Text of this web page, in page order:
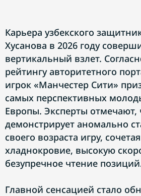
Карьера узбекского
Хусанова в 2026 году
вертикальный взлет.
рейтингу авторитетного
игрок «Манчестер Сити»
самых перспективных
Европы. Эксперты отмечают,
демонстрирует аномально
своего возраста игру,
хладнокровие, высокую
безупречное чтение
Главной сенсацией стало